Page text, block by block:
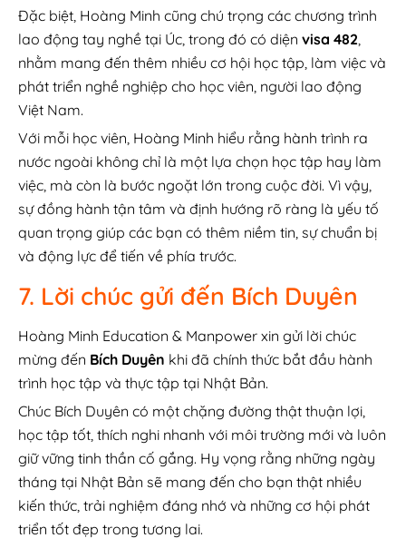
Đặc biệt, Hoàng Minh cũng chú trọng các chương trình
lao động tay nghề tại Úc, trong đó có diện visa 482,
nhằm mang đến thêm nhiều cơ hội học tập, làm việc và
phát triển nghề nghiệp cho học viên, người lao động
Việt Nam.
Với mỗi học viên, Hoàng Minh hiểu rằng hành trình ra
nước ngoài không chỉ là một lựa chọn học tập hay làm
việc, mà còn là bước ngoặt lớn trong cuộc đời. Vì vậy,
sự đồng hành tận tâm và định hướng rõ ràng là yếu tố
quan trọng giúp các bạn có thêm niềm tin, sự chuẩn bị
và động lực để tiến về phía trước.
7. Lời chúc gửi đến Bích Duyên
Hoàng Minh Education & Manpower xin gửi lời chúc
mừng đến Bích Duyên khi đã chính thức bắt đầu hành
trình học tập và thực tập tại Nhật Bản.
Chúc Bích Duyên có một chặng đường thật thuận lợi,
học tập tốt, thích nghi nhanh với môi trường mới và luôn
giữ vững tinh thần cố gắng. Hy vọng rằng những ngày
tháng tại Nhật Bản sẽ mang đến cho bạn thật nhiều
kiến thức, trải nghiệm đáng nhớ và những cơ hội phát
triển tốt đẹp trong tương lai.